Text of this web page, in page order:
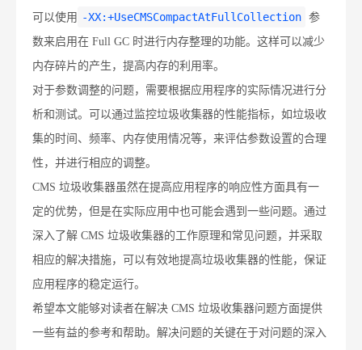
可以使用 -XX:+UseCMSCompactAtFullCollection 参
数来启用在 Full GC 时进行内存整理的功能。这样可以减少
内存碎片的产生，提高内存的利用率。
对于参数调整的问题，需要根据应用程序的实际情况进行分
析和测试。可以通过监控垃圾收集器的性能指标，如垃圾收
集的时间、频率、内存使用情况等，来评估参数设置的合理
性，并进行相应的调整。
CMS 垃圾收集器虽然在提高应用程序的响应性方面具有一
定的优势，但是在实际应用中也可能会遇到一些问题。通过
深入了解 CMS 垃圾收集器的工作原理和常见问题，并采取
相应的解决措施，可以有效地提高垃圾收集器的性能，保证
应用程序的稳定运行。
希望本文能够对读者在解决 CMS 垃圾收集器问题方面提供
一些有益的参考和帮助。解决问题的关键在于对问题的深入